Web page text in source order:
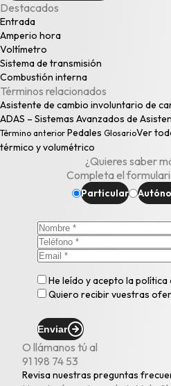
Destacados
Entrada
Amperio hora
Voltímetro
Sistema de transmisión
Combustión interna
Términos relacionados
Asistente de cambio involuntario de
ADAS – Sistemas Avanzados de
Término anterior Pedales GlosarioVer
térmico y volumétrico
¿Quieres saber
Completa el
Particular
He leído y acepto lapolítica
Quiero recibir vuestras
Enviar
O llámanos tú al
91 198 74 53
Revisa nuestras preguntas